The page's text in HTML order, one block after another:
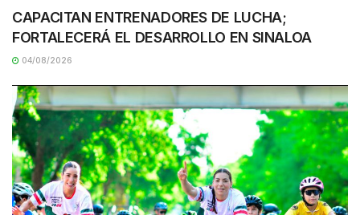
CAPACITAN ENTRENADORES DE LUCHA;
FORTALECERÁ EL DESARROLLO EN SINALOA
04/08/2026